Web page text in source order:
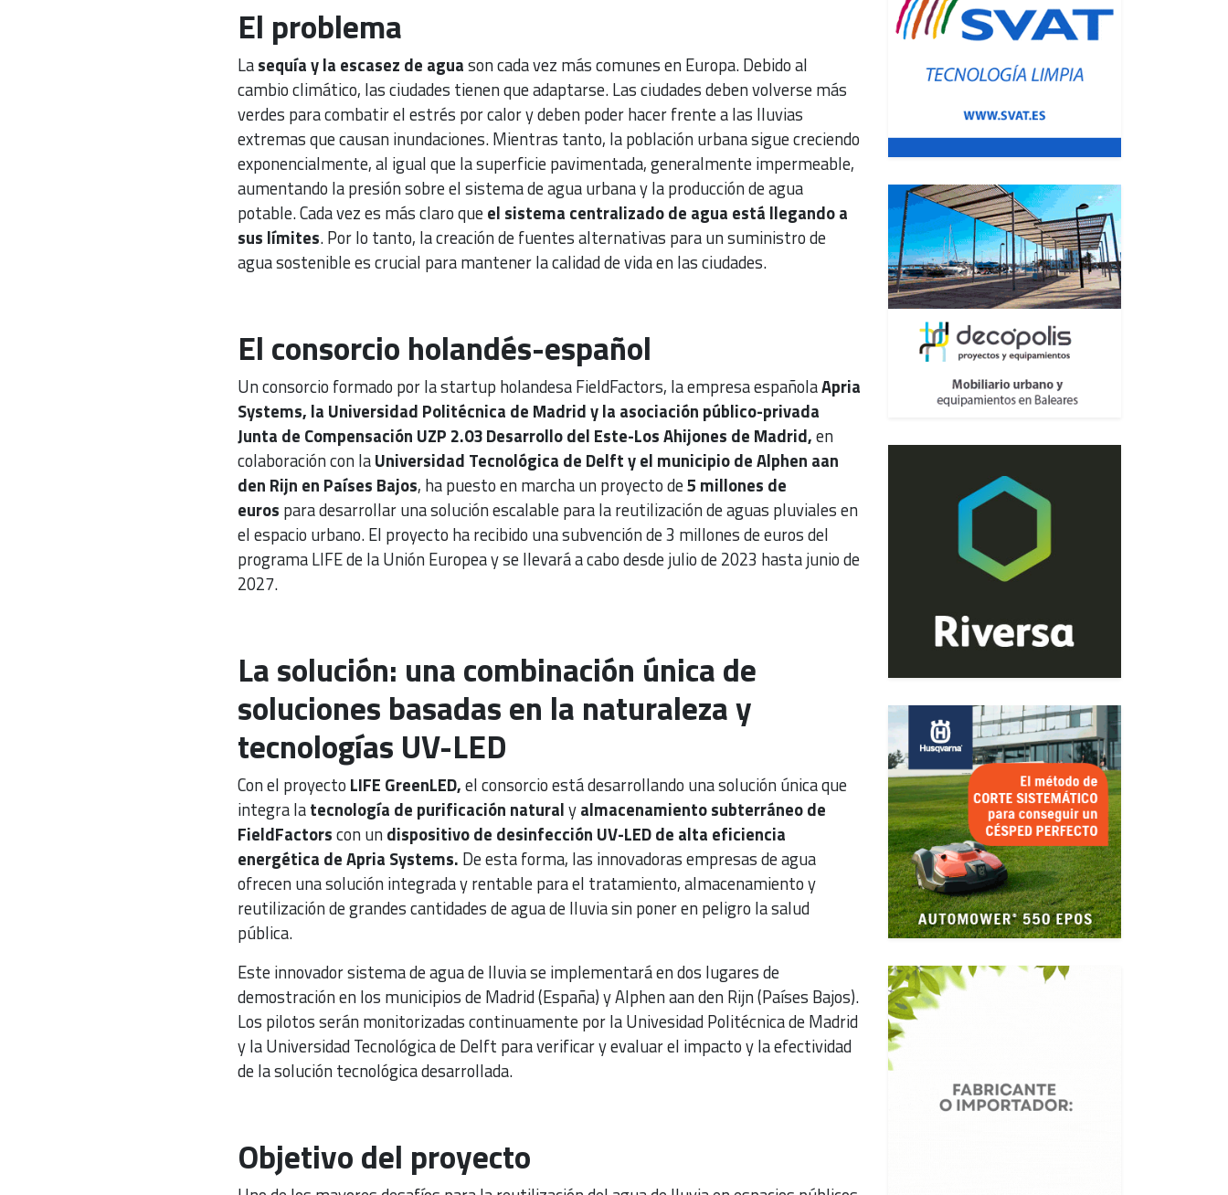
El problema
Lasequía y la escasez de aguason cada vez más comunes en Europa. Debido al
cambio climático, las ciudades tienen que adaptarse. Las ciudades deben volverse más
verdes para combatir el estrés por calor y deben poder hacer frente a las lluvias
extremas que causan inundaciones. Mientras tanto, la población urbana sigue creciendo
exponencialmente, al igual que la superficie pavimentada, generalmente impermeable,
aumentando la presión sobre el sistema de agua urbana y la producción de agua
potable. Cada vez es más claro queel sistema centralizado de agua está llegando a
sus límites. Por lo tanto, la creación de fuentes alternativas para un suministro de
agua sostenible es crucial para mantener la calidad de vida en las ciudades.
El consorcio holandés-español
Un consorcio formado por la startup holandesa FieldFactors, la empresa españolaApria
Systems, la Universidad Politécnica de Madrid y la asociación público-privada
Junta de Compensación UZP 2.03 Desarrollo del Este-Los Ahijones de Madrid,en
colaboración con laUniversidad Tecnológica de Delft y el municipio de Alphen aan
den Rijn en Países Bajos, ha puesto en marcha un proyecto de5 millones de
euros para desarrollar una solución escalable para la reutilización de aguas pluviales en
el espacio urbano. El proyecto ha recibido una subvención de 3 millones de euros del
programa LIFE de la Unión Europea y se llevará a cabo desde julio de 2023 hasta junio de
2027.
La solución: una combinación única de
soluciones basadas en la naturaleza y
tecnologías UV-LED
Con el proyecto LIFE GreenLED,el consorcio está desarrollando una solución única que
integra latecnología de purificación naturalyalmacenamiento subterráneo de
FieldFactorscon undispositivo de desinfección UV-LED de alta eficiencia
energética de Apria Systems. De esta forma, las innovadoras empresas de agua
ofrecen una solución integrada y rentable para el tratamiento, almacenamiento y
reutilización de grandes cantidades de agua de lluvia sin poner en peligro la salud
pública.
Este innovador sistema de agua de lluvia se implementará en dos lugares de
demostración en los municipios de Madrid (España) y Alphen aan den Rijn (Países Bajos).
Los pilotos serán monitorizadas continuamente por la Univesidad Politécnica de Madrid
y la Universidad Tecnológica de Delft para verificar y evaluar el impacto y la efectividad
de la solución tecnológica desarrollada.
Objetivo del proyecto